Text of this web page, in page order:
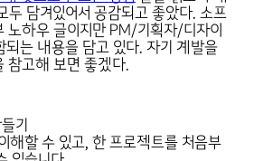
두 담겨있어서 공감되고 좋았다. 소프
노하우 글이지만 PM/기획자/디자이
되는 내용을 담고 있다. 자기 계발을
참고해 보면 좋겠다.
기
해할 수 있고, 한 프로젝트를 처음부